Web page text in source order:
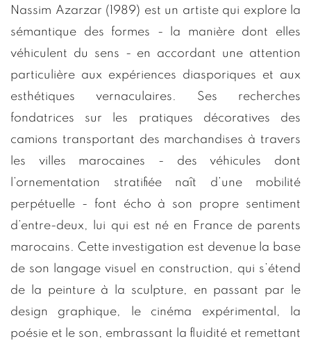
Nassim Azarzar (1989) est un artiste qui explore la
sémantique des formes - la manière dont elles
véhiculent du sens - en accordant une attention
particulière aux expériences diasporiques et aux
esthétiques vernaculaires. Ses recherches
fondatrices sur les pratiques décoratives des
camions transportant des marchandises à travers
les villes marocaines - des véhicules dont
l’ornementation stratifiée naît d’une mobilité
perpétuelle - font écho à son propre sentiment
d’entre-deux, lui qui est né en France de parents
marocains. Cette investigation est devenue la base
de son langage visuel en construction, qui s’étend
de la peinture à la sculpture, en passant par le
design graphique, le cinéma expérimental, la
poésie et le son, embrassant la fluidité et remettant